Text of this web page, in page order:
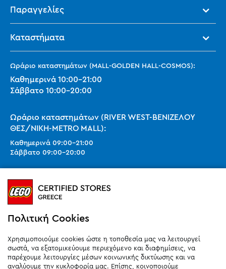
Παραγγελίες
Καταστήματα
Ωράριο καταστημάτων (MALL-GOLDEN HALL-COSMOS):
Καθημερινά 10:00-21:00
Σάββατο 10:00-20:00
Ωράριο καταστημάτων (RIVER WEST-ΒΕΝΙΖΕΛΟΥ
ΘΕΣ/ΝΙΚΗ-METRO MALL):
Καθημερινά 09:00-21:00
Σάββατο 09:00-20:00
Ωράριο καταστημάτων (SMART PARK):
Καθημερινά10:00-21:00
Σάββατο09:00
Κυριακή 11:00-20:00 (έως 25/10)
orders@legostoregreece.gr
Αρ.Γ.Ε.ΜΗ: 084878102000
Πολιτική Cookies
Χρησιμοποιούμε cookies ώστε η τοποθεσία μας να λειτουργεί
σωστά, να εξατομικεύουμε περιεχόμενο και διαφημίσεις, να
παρέχουμε λειτουργίες μέσων κοινωνικής δικτύωσης και να
αναλύουμε την κυκλοφορία μας. Επίσης, κοινοποιούμε